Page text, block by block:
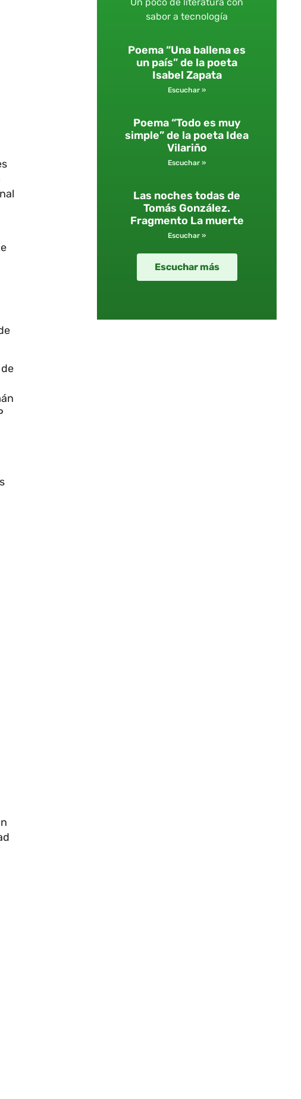
sabor a tecnología
Poema “Una ballena es
un país” de la poeta
Isabel Zapata
Escuchar »
Poema “Todo es muy
simple” de la poeta Idea
Vilariño
Escuchar »
Las noches todas de
Tomás González.
Fragmento La muerte
Escuchar »
Escuchar más